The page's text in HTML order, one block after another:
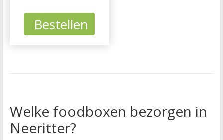
Bestellen
Welke foodboxen bezorgen in
Neeritter?